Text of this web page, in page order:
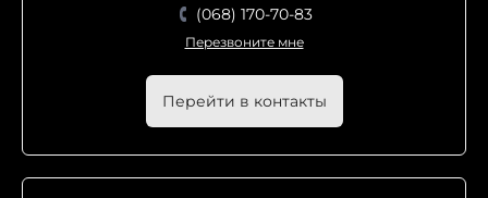
(068) 170-70-83
Перезвоните мне
Перейти в контакты